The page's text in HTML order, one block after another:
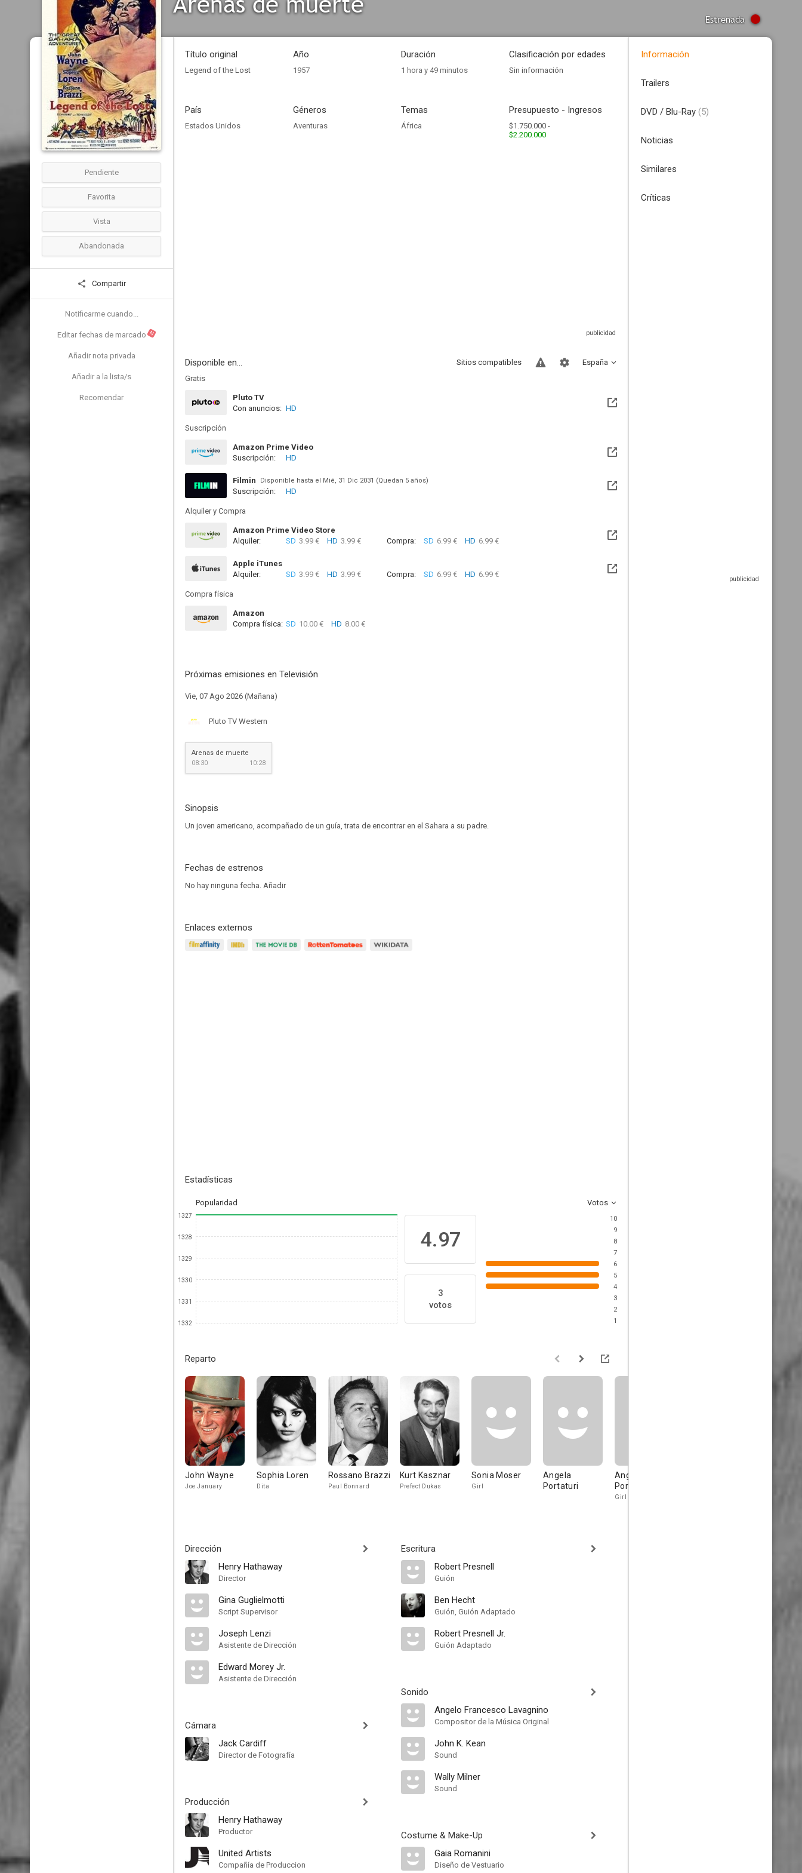
Estrenada
Pendiente
Favorita
Vista
Abandonada
Compartir
Notificarme cuando...
Editar fechas de marcado N
Añadir nota privada
Añadir a la lista/s
Recomendar
Título original
Legend of the Lost
Año
1957
Duración
1 hora y 49 minutos
Clasificación por edades
Sin información
País
Estados Unidos
Géneros
Aventuras
Temas
África
Presupuesto - Ingresos
$1.750.000 -
$2.200.000
Disponible en... España
Sitios compatibles
Gratis
Pluto TV
Con anuncios: HD
Suscripción
Amazon Prime Video
Suscripción:
HD
Filmin Disponible hasta el Mié, 31 Dic 2031 (Quedan 5 años)
Suscripción: HD
Alquiler y Compra
Amazon Prime Video Store
Alquiler:
SD 3.99 € HD 3.99 € Compra: SD 6.99 € HD 6.99 €
Apple iTunes
Alquiler:
SD 3.99 € HD 3.99 € Compra: SD 6.99 € HD 6.99 €
Compra física
Amazon
Compra física: SD 10.00 € HD 8.00 €
Próximas emisiones en Televisión
Vie, 07 Ago 2026 (Mañana)
Pluto TV Western
Arenas de muerte
08:30
10:28
Sinopsis
Un joven americano, acompañado de un guía, trata de encontrar en el Sahara a su padre.
Fechas de estrenos
No hay ninguna fecha. Añadir
Enlaces externos
Estadísticas
Popularidad Votos
1327
1328
1329
1330
1331
1332
4.97
3
votos
10
9
8
7
6
5
4
3
2
1
Reparto
John Wayne
Joe January
Sophia Loren
Dita
Rossano Brazzi
Paul Bonnard
Kurt Kasznar
Prefect Dukas
Sonia Moser
Girl
Angela
Portaturi
Angela
Portaluri
Girl
Dirección
Henry Hathaway
Director
Gina Guglielmotti
Script Supervisor
Joseph Lenzi
Asistente de Dirección
Edward Morey Jr.
Asistente de Dirección
Cámara
Jack Cardiff
Director de Fotografía
Producción
Henry Hathaway
Productor
United Artists
Compañía de Produccion
Escritura
Robert Presnell
Guión
Ben Hecht
Guión, Guión Adaptado
Robert Presnell Jr.
Guión Adaptado
Sonido
Angelo Francesco Lavagnino
Compositor de la Música Original
John K. Kean
Sound
Wally Milner
Sound
Costume & Make-Up
Gaia Romanini
Diseño de Vestuario
Información
Trailers
DVD / Blu-Ray (5)
Noticias
Similares
Críticas